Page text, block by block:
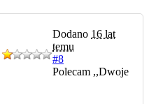
Dodano 16 lat
temu
#8
Polecam ,,Dwoje